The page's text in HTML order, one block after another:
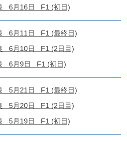
6月16日 F1 (初日)
6月11日 F1 (最終日)
6月10日 F1 (2日目)
6月9日 F1 (初日)
5月21日 F1 (最終日)
5月20日 F1 (2日目)
5月19日 F1 (初日)